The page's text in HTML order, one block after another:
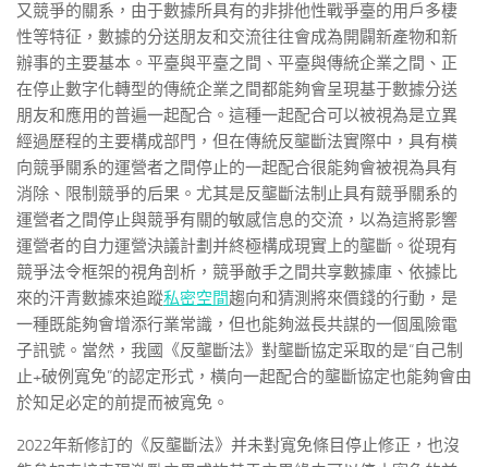
又競爭的關系，由于數據所具有的非排他性戰爭臺的用戶多棲
性等特征，數據的分送朋友和交流往往會成為開闢新產物和新
辦事的主要基本。平臺與平臺之間、平臺與傳統企業之間、正
在停止數字化轉型的傳統企業之間都能夠會呈現基于數據分送
朋友和應用的普遍一起配合。這種一起配合可以被視為是立異
經過歷程的主要構成部門，但在傳統反壟斷法實際中，具有橫
向競爭關系的運營者之間停止的一起配合很能夠會被視為具有
消除、限制競爭的后果。尤其是反壟斷法制止具有競爭關系的
運營者之間停止與競爭有關的敏感信息的交流，以為這將影響
運營者的自力運營決議計劃并終極構成現實上的壟斷。從現有
競爭法令框架的視角剖析，競爭敵手之間共享數據庫、依據比
來的汗青數據來追蹤私密空間趨向和猜測將來價錢的行動，是
一種既能夠會增添行業常識，但也能夠滋長共謀的一個風險電
子訊號。當然，我國《反壟斷法》對壟斷協定采取的是“自己制
止+破例寬免”的認定形式，橫向一起配合的壟斷協定也能夠會由
於知足必定的前提而被寬免。
2022年新修訂的《反壟斷法》并未對寬免條目停止修正，也沒